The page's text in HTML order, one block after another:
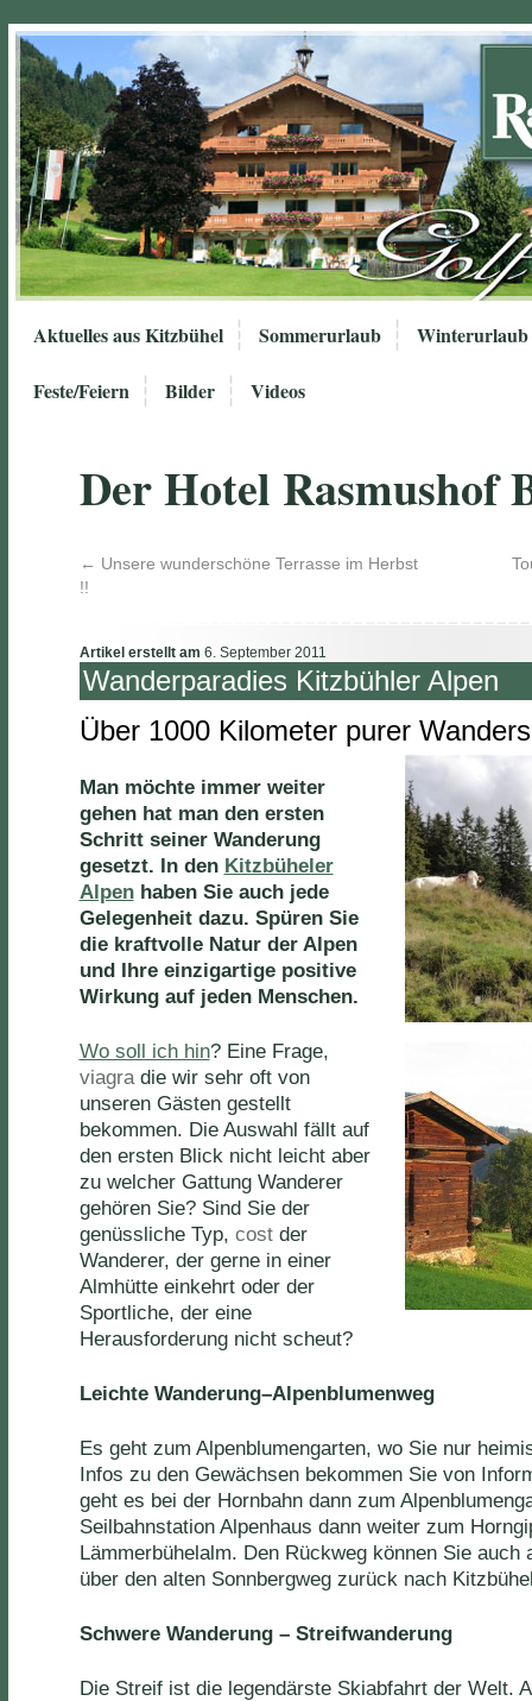
Aktuelles aus Kitzbühel Sommerurlaub Winterurlaub
Feste/Feiern Bilder Videos
Der Hotel Rasmushof
← Unsere wunderschöne Terrasse im Herbst
!!
Artikel erstellt am 6. September 2011
Wanderparadies Kitzbühler Alpen
Über 1000 Kilometer purer
Man möchte immer weiter
gehen hat man den ersten
Schritt seiner Wanderung
gesetzt. In den Kitzbüheler
Alpenhaben Sie auch jede
Gelegenheit dazu. Spüren Sie
die kraftvolle Natur der Alpen
und Ihre einzigartige positive
Wirkung auf jeden Menschen.
Wo soll ich hin? Eine Frage,
viagradie wir sehr oft von
unseren Gästen gestellt
bekommen. Die Auswahl fällt auf
den ersten Blick nicht leicht aber
zu welcher Gattung Wanderer
gehören Sie? Sind Sie der
genüssliche Typ, costder
Wanderer, der gerne in einer
Almhütte einkehrt oder der
Sportliche, der eine
Herausforderung nicht scheut?
Leichte Wanderung–Alpenblumenweg
Es geht zum Alpenblumengarten, wo Sie nur
Infos zu den Gewächsen bekommen Sie von
geht es bei der Hornbahn dann zum
Seilbahnstation Alpenhaus dann weiter zum
Lämmerbühelalm. Den Rückweg können Sie auch
über den alten Sonnbergweg zurück nach
Schwere Wanderung – Streifwanderung
Die Streif ist die legendärste Skiabfahrt der Welt.